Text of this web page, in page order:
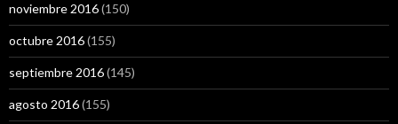
noviembre 2016(150)
octubre 2016(155)
septiembre 2016(145)
agosto 2016(155)